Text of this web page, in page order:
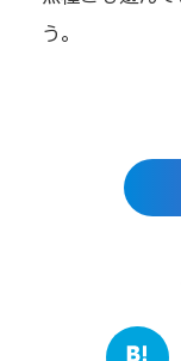
う。